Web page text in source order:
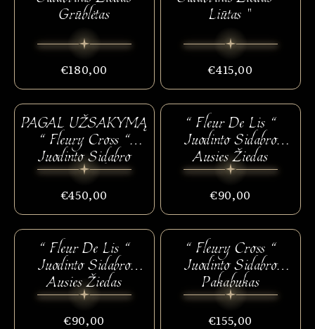
Grūblėtas
€180,00
Liūtas "
€415,00
PAGAL UŽSAKYMĄ
“ Fleury Cross “
Juodinto Sidabro
Apyrankė
€450,00
“ Fleur De Lis “
Juodinto Sidabro
Ausies Žiedas
DIDELIS
€90,00
IŠPARDUOTA
“ Fleur De Lis “
Juodinto Sidabro
Ausies Žiedas
MAŽAS
€90,00
“ Fleury Cross “
Juodinto Sidabro
Pakabukas
€155,00